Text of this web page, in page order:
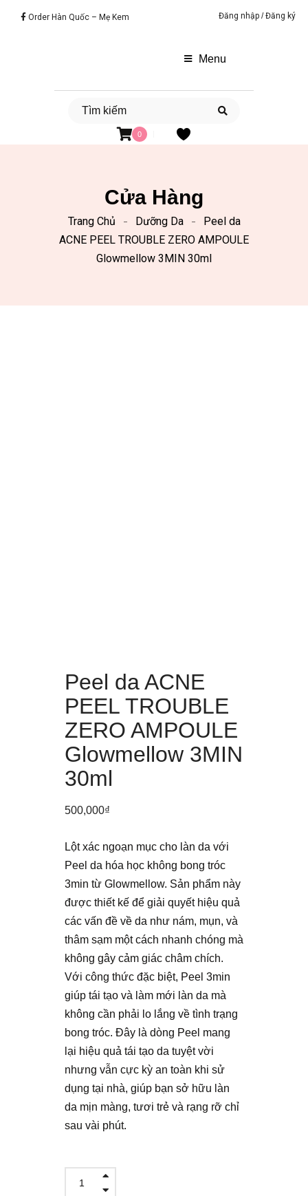
Order Hàn Quốc – Mẹ Kem Đăng nhập /Đăng ký
Menu
0
Cửa Hàng
Trang Chủ Dưỡng Da
Peel da
ACNE PEEL TROUBLE ZERO AMPOULE
Glowmellow 3MIN 30ml
Peel da ACNE
PEEL TROUBLE
ZERO AMPOULE
Glowmellow 3MIN
30ml
500,000₫
Lột xác ngoạn mục cho làn da với
Peel da hóa học không bong tróc
3min từ Glowmellow. Sản phẩm này
được thiết kế để giải quyết hiệu quả
các vấn đề về da như nám, mụn, và
thâm sạm một cách nhanh chóng mà
không gây cảm giác châm chích.
Với công thức đặc biệt, Peel 3min
giúp tái tạo và làm mới làn da mà
không cần phải lo lắng về tình trạng
bong tróc. Đây là dòng Peel mang
lại hiệu quả tái tạo da tuyệt vời
nhưng vẫn cực kỳ an toàn khi sử
dụng tại nhà, giúp bạn sở hữu làn
da mịn màng, tươi trẻ và rạng rỡ chỉ
sau vài phút.